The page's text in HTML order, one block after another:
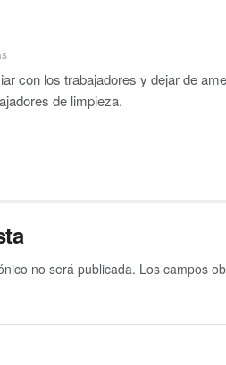
con los trabajadores y dejar de
de limpieza.
no será publicada. Los campos